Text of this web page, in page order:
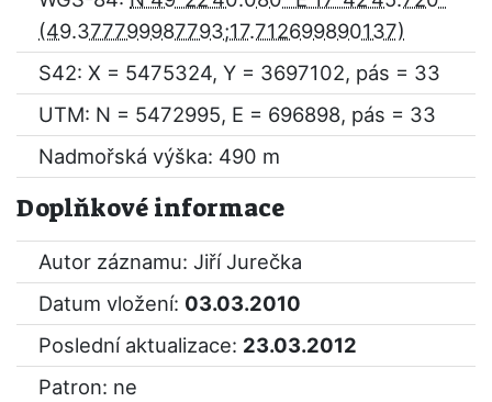
S42: X = 5475324, Y = 3697102, pás = 33
UTM: N = 5472995, E = 696898, pás = 33
Nadmořská výška: 490 m
Doplňkové informace
Autor záznamu: Jiří Jurečka
Datum vložení: 03.03.2010
Poslední aktualizace: 23.03.2012
Patron: ne